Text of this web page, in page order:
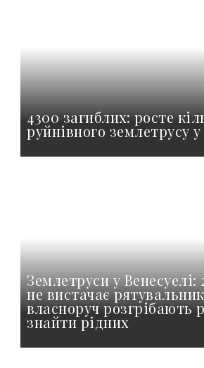
4300 загиблих: росте
руйнівного землетрусу у
Землетруси у Венесуелі:
не вистачає
власноруч розгрібають
знайти рідних